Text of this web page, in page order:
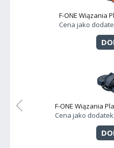
F-ONE Wiązania
Cena jako
F-ONE Wiązania
Cena jako dodatek: